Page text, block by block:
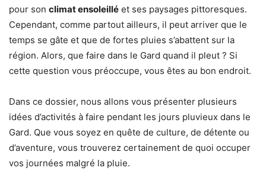
pour son climat ensoleillé et ses paysages pittoresques.
Cependant, comme partout ailleurs, il peut arriver que le
temps se gâte et que de fortes pluies s’abattent sur la
région. Alors, que faire dans le Gard quand il pleut ? Si
cette question vous préoccupe, vous êtes au bon endroit.
Dans ce dossier, nous allons vous présenter plusieurs
idées d’activités à faire pendant les jours pluvieux dans le
Gard. Que vous soyez en quête de culture, de détente ou
d’aventure, vous trouverez certainement de quoi occuper
vos journées malgré la pluie.